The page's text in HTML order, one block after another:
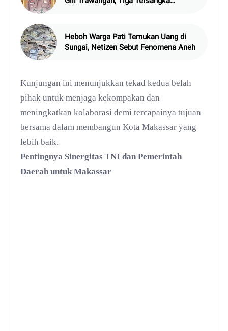
Heboh Warga Pati Temukan Uang di
Sungai, Netizen Sebut Fenomena Aneh
Kunjungan ini menunjukkan tekad kedua belah
pihak untuk menjaga kekompakan dan
meningkatkan kolaborasi demi tercapainya tujuan
bersama dalam membangun Kota Makassar yang
lebih baik.
Pentingnya Sinergitas TNI dan Pemerintah
Daerah untuk Makassar